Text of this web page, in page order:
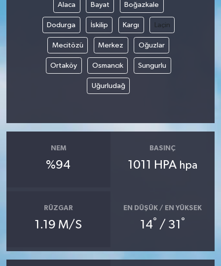
Alaca Bayat Boğazkale
Dodurga İskilip Kargı Laçin
Mecitözü Merkez Oğuzlar
Ortaköy Osmancık Sungurlu
Uğurludağ
NEM
%94
BASINÇ
1011 HPA hpa
RÜZGAR
1.19 M/S
EN DÜŞÜK / EN YÜKSEK
14° / 31 °